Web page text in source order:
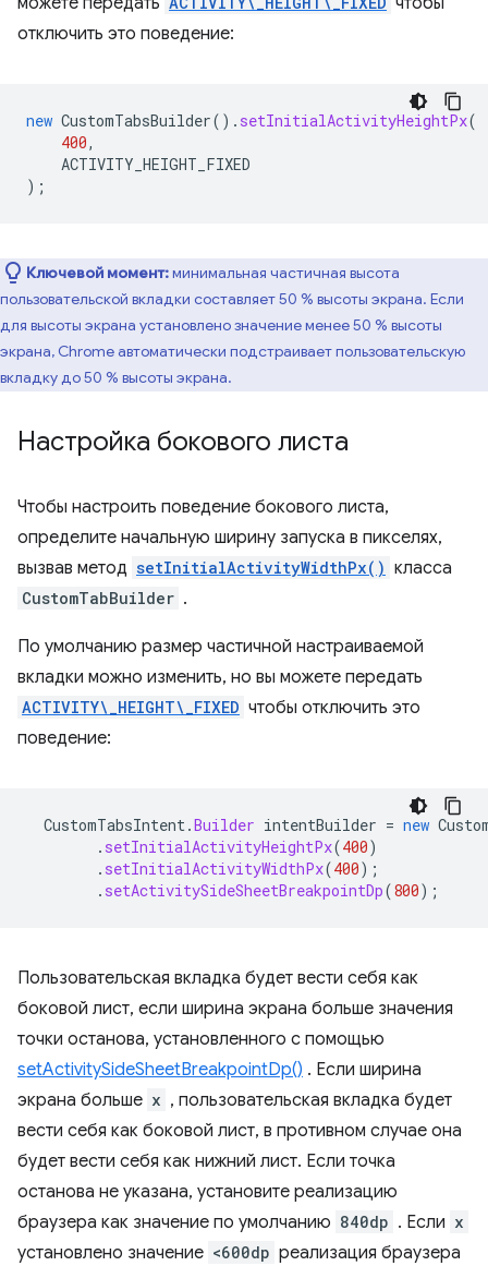
отключить это поведение:
new CustomTabsBuilder(). setInitialActivityHeightPx(
400,
ACTIVITY_HEIGHT_FIXED
);
Ключевой момент:минимальная частичная высота
пользовательской вкладки составляет 50 % высоты экрана. Если
для высоты экрана установлено значение менее 50 % высоты
экрана, Chrome автоматически подстраивает пользовательскую
вкладку до 50 % высоты экрана.
Настройка бокового листа
Чтобы настроить поведение бокового листа,
определите начальную ширину запуска в пикселях,
вызвав метод setInitialActivityWidthPx() класса
CustomTabBuilder .
По умолчанию размер частичной настраиваемой
вкладки можно изменить, но вы можете передать
ACTIVITY\_HEIGHT\_FIXED чтобы отключить это
поведение:
CustomTabsIntent.Builder intentBuilder = new
. setInitialActivityHeightPx(400)
. setInitialActivityWidthPx(400);
. setActivitySideSheetBreakpointDp(800);
Пользовательская вкладка будет вести себя как
боковой лист, если ширина экрана больше значения
точки останова, установленного с помощью
setActivitySideSheetBreakpointDp() . Если ширина
экрана больше x , пользовательская вкладка будет
вести себя как боковой лист, в противном случае она
будет вести себя как нижний лист. Если точка
останова не указана, установите реализацию
браузера как значение по умолчанию 840dp . Если x
установлено значение <600dp реализация браузера